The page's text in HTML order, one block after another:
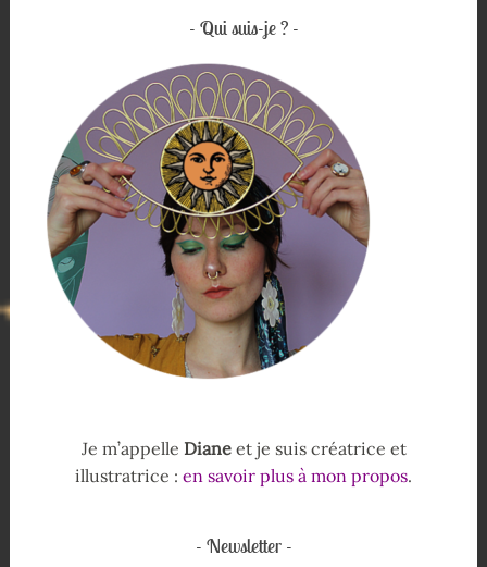
Qui suis-je ?
Je m’appelle Dianeet je suis créatrice et
illustratrice : en savoir plus à mon propos.
Newsletter